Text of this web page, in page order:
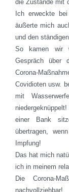
die Zustände mit
Ich erweckte
äußerte mich
und den
So kamen wir
Gespräch über
Corona-
Covidioten usw.
mit
einer Bank
übertragen,
Impfung!
Das hat mich
ich in meinem
Die Corona-
nachvollziehbar!